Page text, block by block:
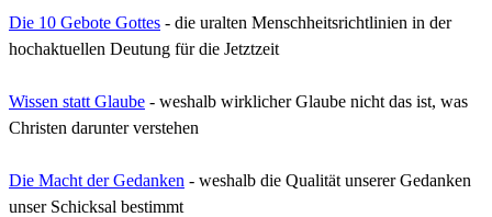
Die 10 Gebote Gottes - die uralten Menschheitsrichtlinien in der
hochaktuellen Deutung für die Jetztzeit
Wissen statt Glaube - weshalb wirklicher Glaube nicht das ist, was
Christen darunter verstehen
Die Macht der Gedanken - weshalb die Qualität unserer Gedanken
unser Schicksal bestimmt